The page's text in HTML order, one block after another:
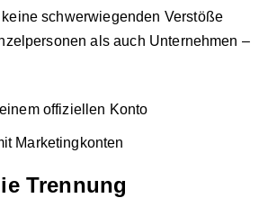
schwerwiegenden Verstöße
als auch Unternehmen –
offiziellen Konto
Marketingkonten
Trennung